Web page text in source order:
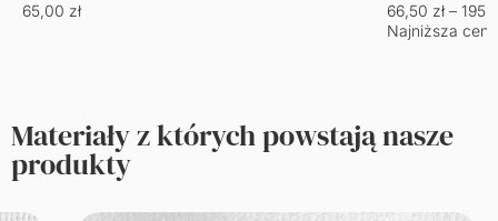
65,00 zł
66,50 zł –
Najniższa
Materiały z których powstają nasze
produkty